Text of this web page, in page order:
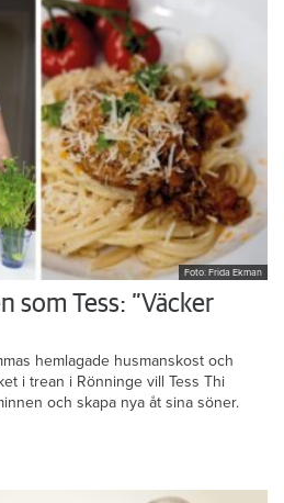
Foto: Frida Ekman
som Tess: ”Väcker
hemlagade husmanskost och
i trean i Rönninge vill Tess Thi
och skapa nya åt sina söner.